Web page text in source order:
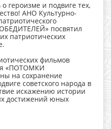
героизме и подвиге тех,
АНО Культурно-
посвятил
патриотических
фильмов
«ПОТОМКИ
на сохранение
советского народа в
искажению истории
достижений юных